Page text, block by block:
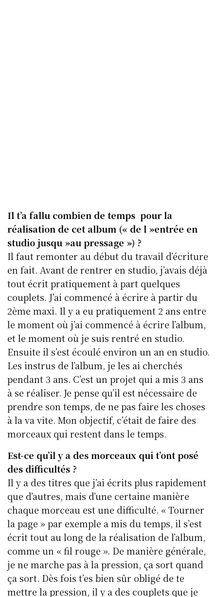
Il t’a fallu combien de temps pour la
réalisation de cet album (« de l »entrée en
studio jusqu »au pressage ») ?
Il faut remonter au début du travail d’écriture
en fait. Avant de rentrer en studio, j’avais déjà
tout écrit pratiquement à part quelques
couplets. J’ai commencé à écrire à partir du
2ème maxi. Il y a eu pratiquement 2 ans entre
le moment où j’ai commencé à écrire l’album,
et le moment où je suis rentré en studio.
Ensuite il s’est écoulé environ un an en studio.
Les instrus de l’album, je les ai cherchés
pendant 3 ans. C’est un projet qui a mis 3 ans
à se réaliser. Je pense qu’il est nécessaire de
prendre son temps, de ne pas faire les choses
à la va vite. Mon objectif, c’était de faire des
morceaux qui restent dans le temps.
Est-ce qu’il y a des morceaux qui t’ont posé
des difficultés ?
Il y a des titres que j’ai écrits plus rapidement
que d’autres, mais d’une certaine manière
chaque morceau est une difficulté. « Tourner
la page » par exemple a mis du temps, il s’est
écrit tout au long de la réalisation de l’album,
comme un « fil rouge ». De manière générale,
je ne marche pas à la pression, ça sort quand
ça sort. Dès fois t’es bien sûr obligé de te
mettre la pression, il y a des couplets que je